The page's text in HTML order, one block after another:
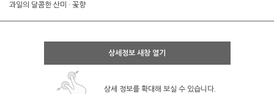
과일의 달콤한 산미 · 꽃향
상세정보 새창 열기
상세 정보를 확대해 보실 수 있습니다.